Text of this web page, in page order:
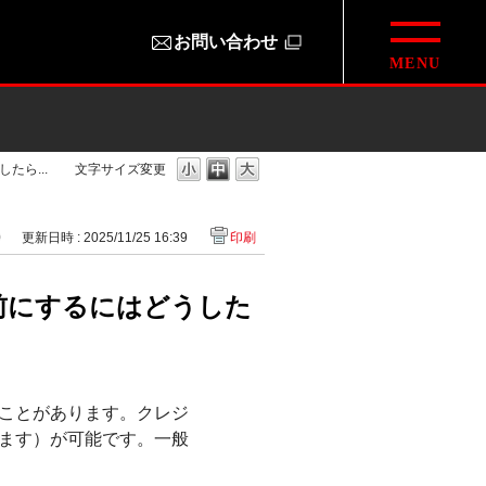
お問い合わせ
文字サイズ変更
たら...
更新日時 : 2025/11/25 16:39 印刷
するにはどうした
とがあります。クレジ
す）が可能です。一般